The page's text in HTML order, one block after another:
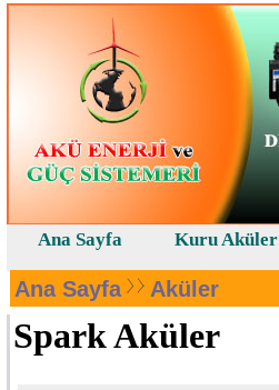
Ana Sayfa Aküler
Spark Aküler
Ana Sayfa Kuru Aküler